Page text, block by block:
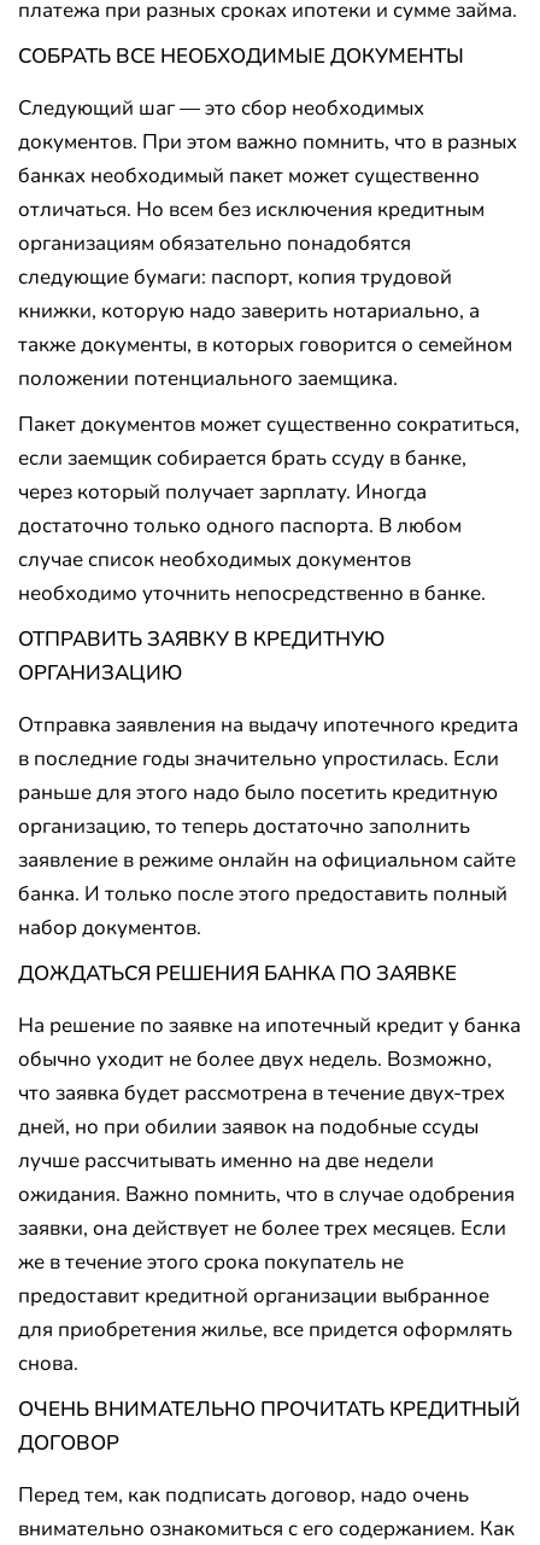
платежа при разных сроках ипотеки и сумме займа.
СОБРАТЬ ВСЕ НЕОБХОДИМЫЕ ДОКУМЕНТЫ
Следующий шаг — это сбор необходимых
документов. При этом важно помнить, что в разных
банках необходимый пакет может существенно
отличаться. Но всем без исключения кредитным
организациям обязательно понадобятся
следующие бумаги: паспорт, копия трудовой
книжки, которую надо заверить нотариально, а
также документы, в которых говорится о семейном
положении потенциального заемщика.
Пакет документов может существенно сократиться,
если заемщик собирается брать ссуду в банке,
через который получает зарплату. Иногда
достаточно только одного паспорта. В любом
случае список необходимых документов
необходимо уточнить непосредственно в банке.
ОТПРАВИТЬ ЗАЯВКУ В КРЕДИТНУЮ
ОРГАНИЗАЦИЮ
Отправка заявления на выдачу ипотечного кредита
в последние годы значительно упростилась. Если
раньше для этого надо было посетить кредитную
организацию, то теперь достаточно заполнить
заявление в режиме онлайн на официальном сайте
банка. И только после этого предоставить полный
набор документов.
ДОЖДАТЬСЯ РЕШЕНИЯ БАНКА ПО ЗАЯВКЕ
На решение по заявке на ипотечный кредит у банка
обычно уходит не более двух недель. Возможно,
что заявка будет рассмотрена в течение двух-трех
дней, но при обилии заявок на подобные ссуды
лучше рассчитывать именно на две недели
ожидания. Важно помнить, что в случае одобрения
заявки, она действует не более трех месяцев. Если
же в течение этого срока покупатель не
предоставит кредитной организации выбранное
для приобретения жилье, все придется оформлять
снова.
ОЧЕНЬ ВНИМАТЕЛЬНО ПРОЧИТАТЬ КРЕДИТНЫЙ
ДОГОВОР
Перед тем, как подписать договор, надо очень
внимательно ознакомиться с его содержанием. Как